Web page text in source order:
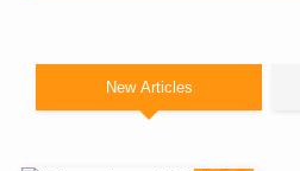
New Articles